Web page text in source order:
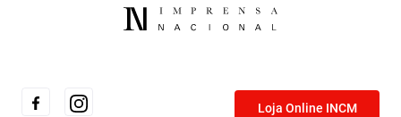
Loja Online INCM